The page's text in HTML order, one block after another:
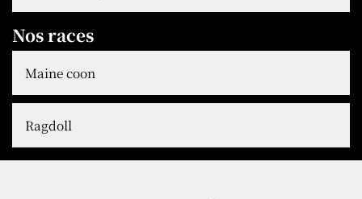
Nos races
Maine coon
Ragdoll